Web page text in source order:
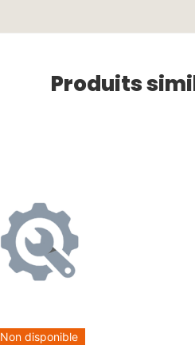
Produits
Non disponible